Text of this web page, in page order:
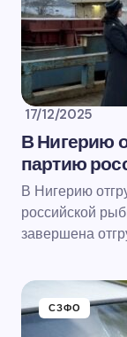
17/12/2025
В Нигерию
партию
В Нигерию
российской
завершена
СЗФО